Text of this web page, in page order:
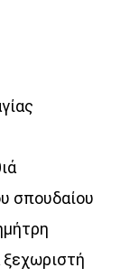
σπουδαίου
ξεχωριστή